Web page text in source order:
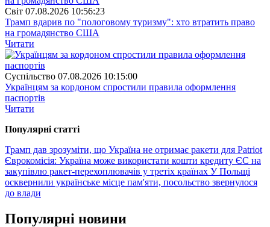
Свiт 07.08.2026 10:56:23
Трамп вдарив по "пологовому туризму": хто втратить право
на громадянство США
Читати
Суспiльство 07.08.2026 10:15:00
Українцям за кордоном спростили правила оформлення
паспортів
Читати
Популярнi статтi
Трамп дав зрозуміти, що Україна не отримає ракети для Patriot
Єврокомісія: Україна може використати кошти кредиту ЄС на
закупівлю ракет-перехоплювачів у третіх країнах У Польщі
осквернили українське місце пам'яти, посольство звернулося
до влади
Популярнi новини